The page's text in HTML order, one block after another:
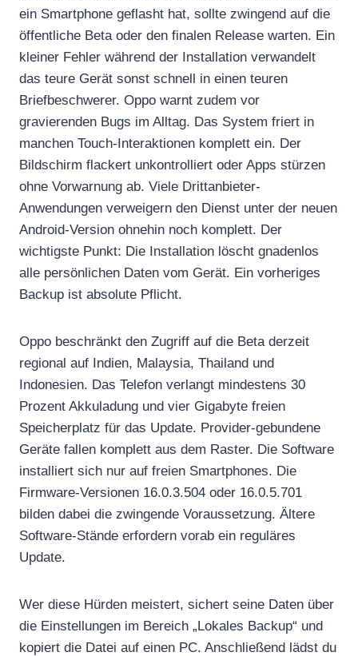
ein Smartphone geflasht hat, sollte zwingend auf die
öffentliche Beta oder den finalen Release warten. Ein
kleiner Fehler während der Installation verwandelt
das teure Gerät sonst schnell in einen teuren
Briefbeschwerer. Oppo warnt zudem vor
gravierenden Bugs im Alltag. Das System friert in
manchen Touch-Interaktionen komplett ein. Der
Bildschirm flackert unkontrolliert oder Apps stürzen
ohne Vorwarnung ab. Viele Drittanbieter-
Anwendungen verweigern den Dienst unter der neuen
Android-Version ohnehin noch komplett. Der
wichtigste Punkt: Die Installation löscht gnadenlos
alle persönlichen Daten vom Gerät. Ein vorheriges
Backup ist absolute Pflicht.
Oppo beschränkt den Zugriff auf die Beta derzeit
regional auf Indien, Malaysia, Thailand und
Indonesien. Das Telefon verlangt mindestens 30
Prozent Akkuladung und vier Gigabyte freien
Speicherplatz für das Update. Provider-gebundene
Geräte fallen komplett aus dem Raster. Die Software
installiert sich nur auf freien Smartphones. Die
Firmware-Versionen 16.0.3.504 oder 16.0.5.701
bilden dabei die zwingende Voraussetzung. Ältere
Software-Stände erfordern vorab ein reguläres
Update.
Wer diese Hürden meistert, sichert seine Daten über
die Einstellungen im Bereich „Lokales Backup“ und
kopiert die Datei auf einen PC. Anschließend lädst du